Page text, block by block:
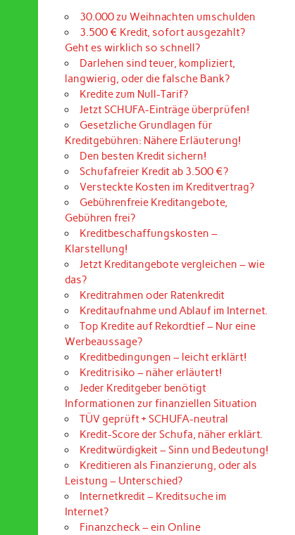
30.000 zu Weihnachten umschulden
3.500 € Kredit, sofort ausgezahlt?
Geht es wirklich so schnell?
Darlehen sind teuer, kompliziert,
langwierig, oder die falsche Bank?
Kredite zum Null-Tarif?
Jetzt SCHUFA-Einträge überprüfen!
Gesetzliche Grundlagen für
Kreditgebühren: Nähere Erläuterung!
Den besten Kredit sichern!
Schufafreier Kredit ab 3.500 €?
Versteckte Kosten im Kreditvertrag?
Gebührenfreie Kreditangebote,
Gebühren frei?
Kreditbeschaffungskosten –
Klarstellung!
Jetzt Kreditangebote vergleichen – wie
das?
Kreditrahmen oder Ratenkredit
Kreditaufnahme und Ablauf im Internet.
Top Kredite auf Rekordtief – Nur eine
Werbeaussage?
Kreditbedingungen – leicht erklärt!
Kreditrisiko – näher erläutert!
Jeder Kreditgeber benötigt
Informationen zur finanziellen Situation
TÜV geprüft + SCHUFA-neutral
Kredit-Score der Schufa, näher erklärt.
Kreditwürdigkeit – Sinn und Bedeutung!
Kreditieren als Finanzierung, oder als
Leistung – Unterschied?
Internetkredit – Kreditsuche im
Internet?
Finanzcheck – ein Online